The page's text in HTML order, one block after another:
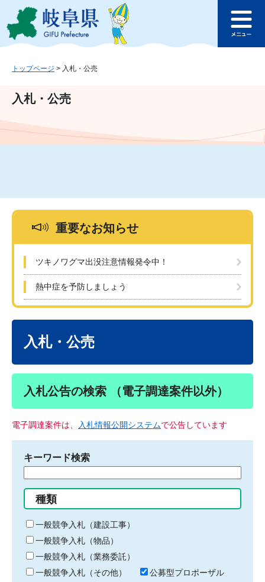
ジ
ュ
文
このページの本文へ
ュ
トップページ > 入札・公売
入札・公売
重要なお知らせ
ツキノワグマ出没注意情報発令中！
熱中症を予防しましょう
入札・公売
入札公告の検索 （電子調達案件以外）
電子調達案件は、 入札情報公開システムで公告しています
キーワード検索
る
キ
ー
ワ
ー
ド
種類
一般競争入札（建設工事）
一般競争入札（物品）
一般競争入札（業務委託）
一般競争入札（その他）
公募型プロポーザル